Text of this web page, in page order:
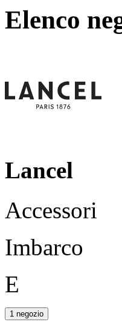
Elenco
Lancel
Accessori
Imbarco
E
1 negozio